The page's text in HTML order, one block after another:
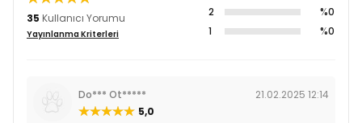
35 Kullanıcı Yorumu
Yayınlanma Kriterleri
2
%0
1
%0
Do*** Ot*****
21.02.2025 12:14
5,0